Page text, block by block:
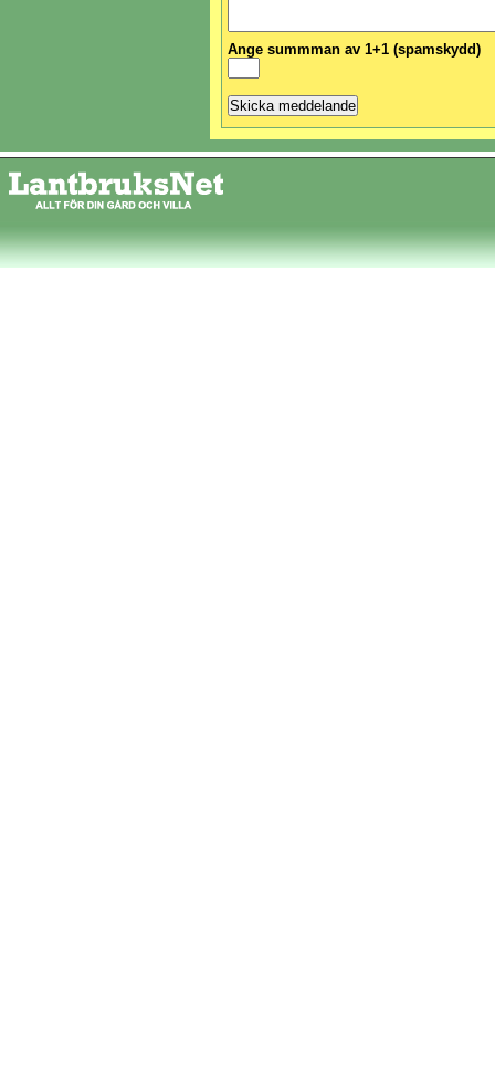
Ange summman av 1+1 (spamskydd)